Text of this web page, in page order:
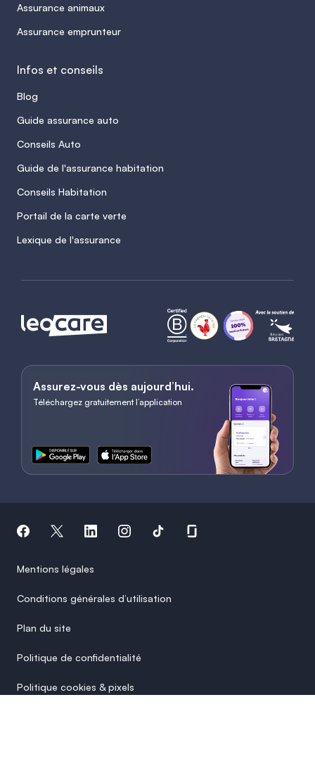
Assurance animaux
Assurance emprunteur
Infos et conseils
Blog
Guide assurance auto
Conseils Auto
Guide de l'assurance habitation
Conseils Habitation
Portail de la carte verte
Lexique de l'assurance
Assurez-vous dès aujourd’hui.
Téléchargez gratuitement l’application
Mentions légales
Conditions générales d’utilisation
Plan du site
Politique de confidentialité
Politique cookies & pixels